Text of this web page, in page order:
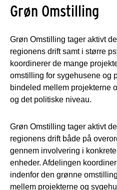
Grøn Omstilling
Grøn Omstilling tager aktivt
regionens drift samt i større
koordinerer de mange
omstilling for sygehusene og
bindeled mellem projekterne
og det politiske niveau.
Grøn Omstilling tager aktivt
regionens drift både på
gennem involvering i
enheder. Afdelingen
indenfor den grønne
mellem projekterne og